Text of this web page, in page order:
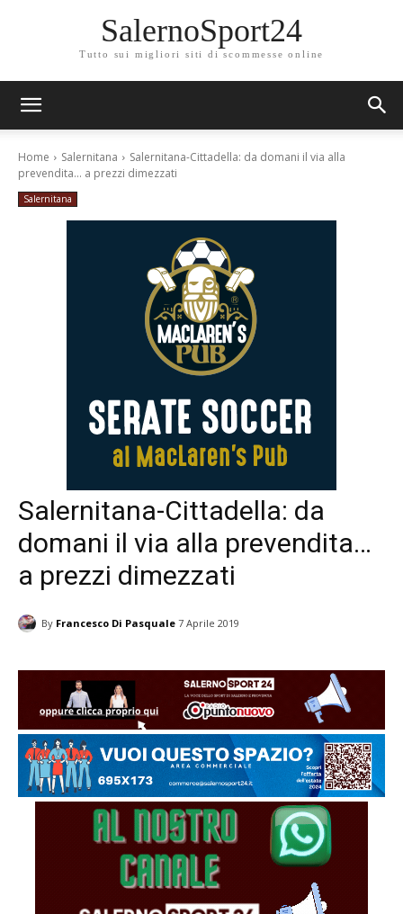
SalernoSport24
Tutto sui migliori siti di scommesse online
Home Salernitana
Salernitana-Cittadella: da domani il via alla
prevendita... a prezzi dimezzati
Salernitana
Salernitana-Cittadella: da
domani il via alla prevendita…
a prezzi dimezzati
By Francesco Di Pasquale 7 Aprile 2019